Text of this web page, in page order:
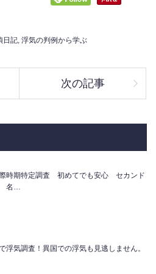
日記, 浮気の判例から学ぶ
次の記事
時期特定調査 初めてでも安心 セカンド
名…
浮気調査！異国での浮気も見逃しません。